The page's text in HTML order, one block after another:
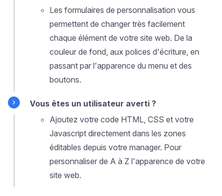
Les formulaires de personnalisation vous
permettent de changer très facilement
chaque élément de votre site web. De la
couleur de fond, aux polices d'écriture, en
passant par l'apparence du menu et des
boutons.
Vous êtes un utilisateur averti ?
Ajoutez votre code HTML, CSS et votre
Javascript directement dans les zones
éditables depuis votre manager. Pour
personnaliser de A à Z l'apparence de votre
site web.